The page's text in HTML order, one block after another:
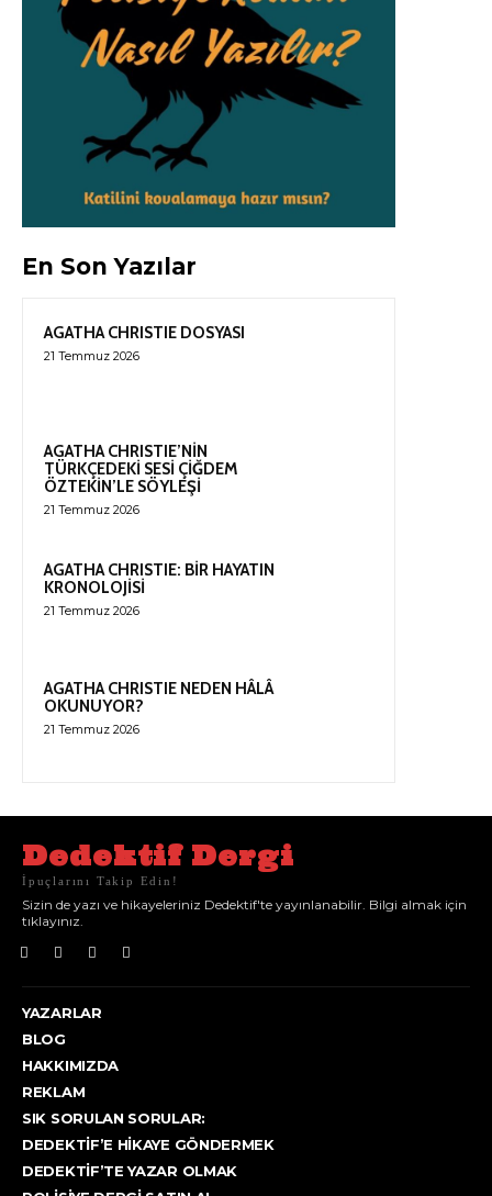
En Son Yazılar
AGATHA CHRISTIE DOSYASI
21 Temmuz 2026
AGATHA CHRISTIE’NİN
TÜRKÇEDEKİ SESİ ÇİĞDEM
ÖZTEKİN’LE SÖYLEŞİ
21 Temmuz 2026
AGATHA CHRISTIE: BİR HAYATIN
KRONOLOJİSİ
21 Temmuz 2026
AGATHA CHRISTIE NEDEN HÂLÂ
OKUNUYOR?
21 Temmuz 2026
Dedektif Dergi
İpuçlarını Takip Edin!
Sizin de yazı ve hikayeleriniz Dedektif'te yayınlanabilir. Bilgi almak için
tıklayınız.
YAZARLAR
BLOG
HAKKIMIZDA
REKLAM
SIK SORULAN SORULAR:
DEDEKTIF’E HIKAYE GÖNDERMEK
DEDEKTIF’TE YAZAR OLMAK